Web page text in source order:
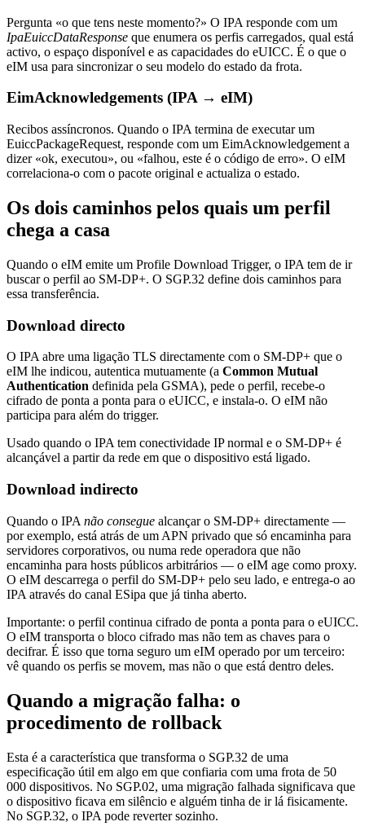
Pergunta «o que tens neste momento?» O IPA responde com um
IpaEuiccDataResponse que enumera os perfis carregados, qual está
activo, o espaço disponível e as capacidades do eUICC. É o que o
eIM usa para sincronizar o seu modelo do estado da frota.
EimAcknowledgements (IPA → eIM)
Recibos assíncronos. Quando o IPA termina de executar um
EuiccPackageRequest, responde com um EimAcknowledgement a
dizer «ok, executou», ou «falhou, este é o código de erro». O eIM
correlaciona-o com o pacote original e actualiza o estado.
Os dois caminhos pelos quais um perfil
chega a casa
Quando o eIM emite um Profile Download Trigger, o IPA tem de ir
buscar o perfil ao SM-DP+. O SGP.32 define dois caminhos para
essa transferência.
Download directo
O IPA abre uma ligação TLS directamente com o SM-DP+ que o
eIM lhe indicou, autentica mutuamente (a Common Mutual
Authentication definida pela GSMA), pede o perfil, recebe-o
cifrado de ponta a ponta para o eUICC, e instala-o. O eIM não
participa para além do trigger.
Usado quando o IPA tem conectividade IP normal e o SM-DP+ é
alcançável a partir da rede em que o dispositivo está ligado.
Download indirecto
Quando o IPA não consegue alcançar o SM-DP+ directamente —
por exemplo, está atrás de um APN privado que só encaminha para
servidores corporativos, ou numa rede operadora que não
encaminha para hosts públicos arbitrários — o eIM age como proxy.
O eIM descarrega o perfil do SM-DP+ pelo seu lado, e entrega-o ao
IPA através do canal ESipa que já tinha aberto.
Importante: o perfil continua cifrado de ponta a ponta para o eUICC.
O eIM transporta o bloco cifrado mas não tem as chaves para o
decifrar. É isso que torna seguro um eIM operado por um terceiro:
vê quando os perfis se movem, mas não o que está dentro deles.
Quando a migração falha: o
procedimento de rollback
Esta é a característica que transforma o SGP.32 de uma
especificação útil em algo em que confiaria com uma frota de 50
000 dispositivos. No SGP.02, uma migração falhada significava que
o dispositivo ficava em silêncio e alguém tinha de ir lá fisicamente.
No SGP.32, o IPA pode reverter sozinho.